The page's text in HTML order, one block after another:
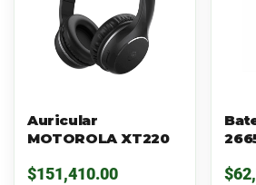
Auricular
MOTOROLA XT220
$151,410.00 $